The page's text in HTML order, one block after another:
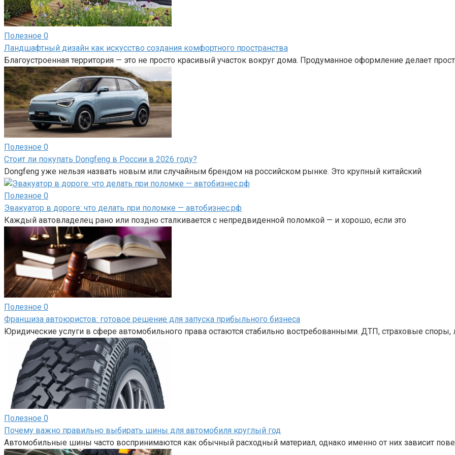
Полезное 0
Ландшафтный дизайн как искусство создания комфортного пространства
Благоустроенная территория — это не просто красивый участок вокруг дома. Продуманное оформление делает
Полезное 0
Стоит ли покупать Dongfeng в России в 2026 году?
Dongfeng уже нельзя назвать новым или случайным брендом на российском рынке. Это крупный китайский
Полезное 0
Эвакуатор в дороге: что делать при поломке — автобизнес.рф
Каждый автовладелец рано или поздно сталкивается с непредвиденной поломкой — и хорошо, если это
Полезное 0
Франшиза автоюристов: готовое решение для запуска прибыльного бизнеса
Юридические услуги в сфере автомобильного права остаются стабильно востребованными. ДТП, страховые споры,
Полезное 0
Почему важно правильно выбирать шины для автомобиля круглый год
Автомобильные шины часто воспринимаются как обычный расходный материал, однако именно от них зависит